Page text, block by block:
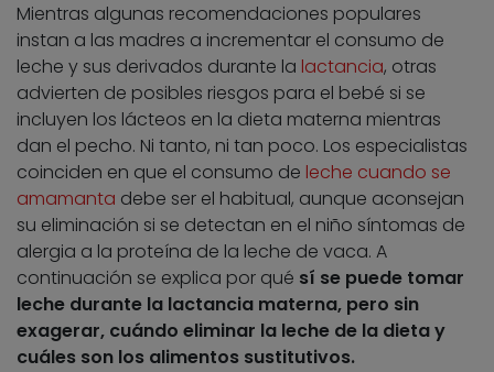
Mientras algunas recomendaciones populares
instan a las madres a incrementar el consumo de
leche y sus derivados durante la lactancia, otras
advierten de posibles riesgos para el bebé si se
incluyen los lácteos en la dieta materna mientras
dan el pecho. Ni tanto, ni tan poco. Los especialistas
coinciden en que el consumo de leche cuando se
amamanta debe ser el habitual, aunque aconsejan
su eliminación si se detectan en el niño síntomas de
alergia a la proteína de la leche de vaca. A
continuación se explica por qué sí se puede tomar
leche durante la lactancia materna, pero sin
exagerar, cuándo eliminar la leche de la dieta y
cuáles son los alimentos sustitutivos.